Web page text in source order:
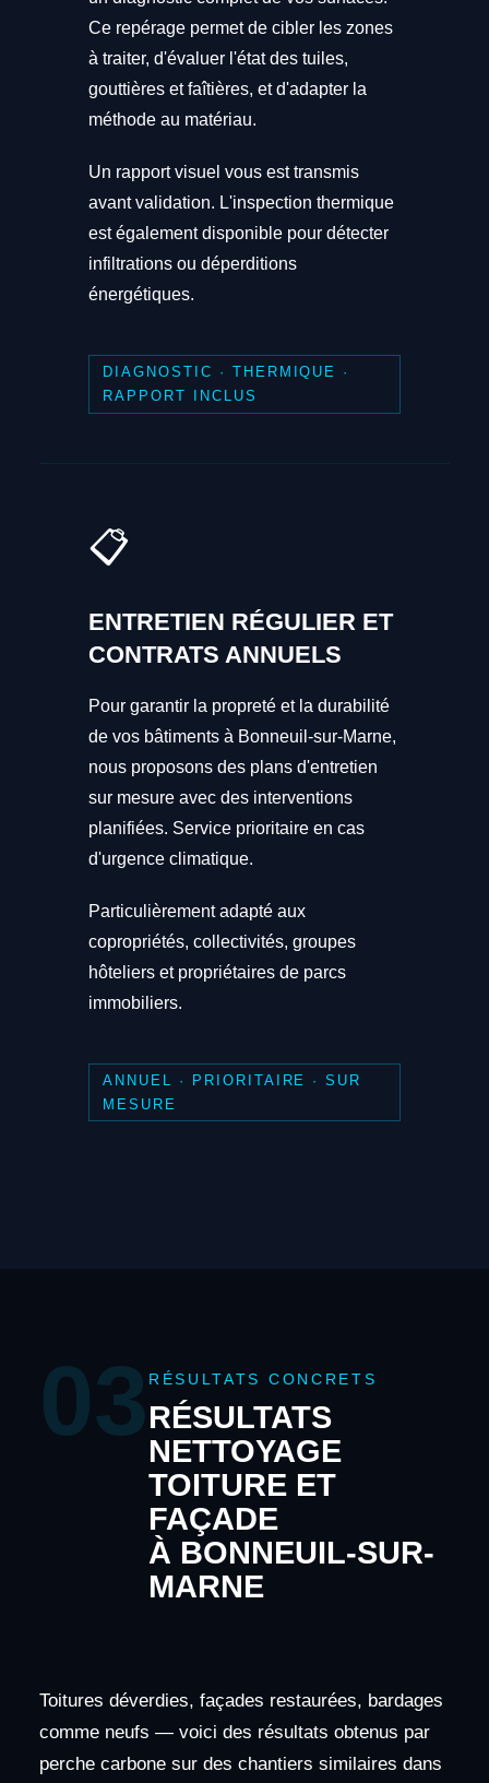
Ce repérage permet de cibler les zones
à traiter, d'évaluer l'état des tuiles,
gouttières et faîtières, et d'adapter la
méthode au matériau.
Un rapport visuel vous est transmis
avant validation. L'inspection thermique
est également disponible pour détecter
infiltrations ou déperditions
énergétiques.
DIAGNOSTIC · THERMIQUE ·
RAPPORT INCLUS
📋
ENTRETIEN RÉGULIER ET
CONTRATS ANNUELS
Pour garantir la propreté et la durabilité
de vos bâtiments à Bonneuil-sur-Marne,
nous proposons des plans d'entretien
sur mesure avec des interventions
planifiées. Service prioritaire en cas
d'urgence climatique.
Particulièrement adapté aux
copropriétés, collectivités, groupes
hôteliers et propriétaires de parcs
immobiliers.
ANNUEL · PRIORITAIRE · SUR
MESURE
03 RÉSULTATS CONCRETS
RÉSULTATS
NETTOYAGE
TOITURE ET
FAÇADE
À BONNEUIL-SUR-
MARNE
Toitures déverdies, façades restaurées, bardages
comme neufs — voici des résultats obtenus par
perche carbone sur des chantiers similaires dans